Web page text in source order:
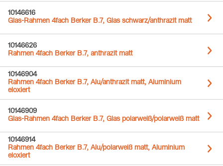
10146616
Glas-Rahmen 4fach Berker B.7, Glas schwarz/anthrazit matt
10146626
Rahmen 4fach Berker B.7, anthrazit matt
10146904
Rahmen 4fach Berker B.7, Alu/anthrazit matt, Aluminium
eloxiert
10146909
Glas-Rahmen 4fach Berker B.7, Glas polarweiß/polarweiß matt
10146914
Rahmen 4fach Berker B.7, Alu/polarweiß matt, Aluminium
eloxiert